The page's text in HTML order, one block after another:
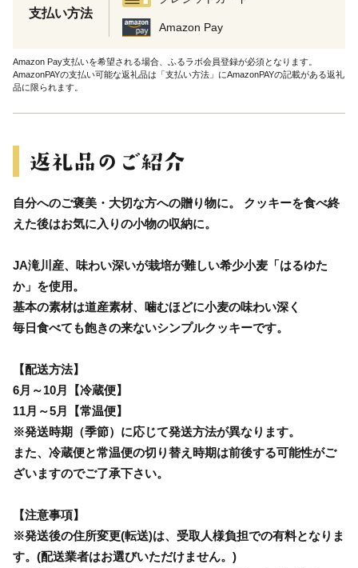
支払い方法
Amazon Pay
Amazon Pay支払いを希望される場合、ふるラボ会員登録が必須となります。
AmazonPAYの支払い可能な返礼品は「支払い方法」にAmazonPAYの記載がある返礼
品に限られます。
自分へのご褒美・大切な方への贈り物に。 クッキーを食べ終
えた後はお気に入りの小物の収納に。
JA滝川産、味わい深いが栽培が難しい希少小麦「はるゆた
か」を使用。
基本の素材は道産素材、噛むほどに小麦の味わい深く
毎日食べても飽きの来ないシンプルクッキーです。
【配送方法】
6月～10月【冷蔵便】
11月～5月【常温便】
※発送時期（季節）に応じて発送方法が異なります。
また、冷蔵便と常温便の切り替え時期は前後する可能性がご
ざいますのでご了承下さい。
【注意事項】
※発送後の住所変更(転送)は、受取人様負担での有料となりま
す。(配送業者はお選びいただけません。)